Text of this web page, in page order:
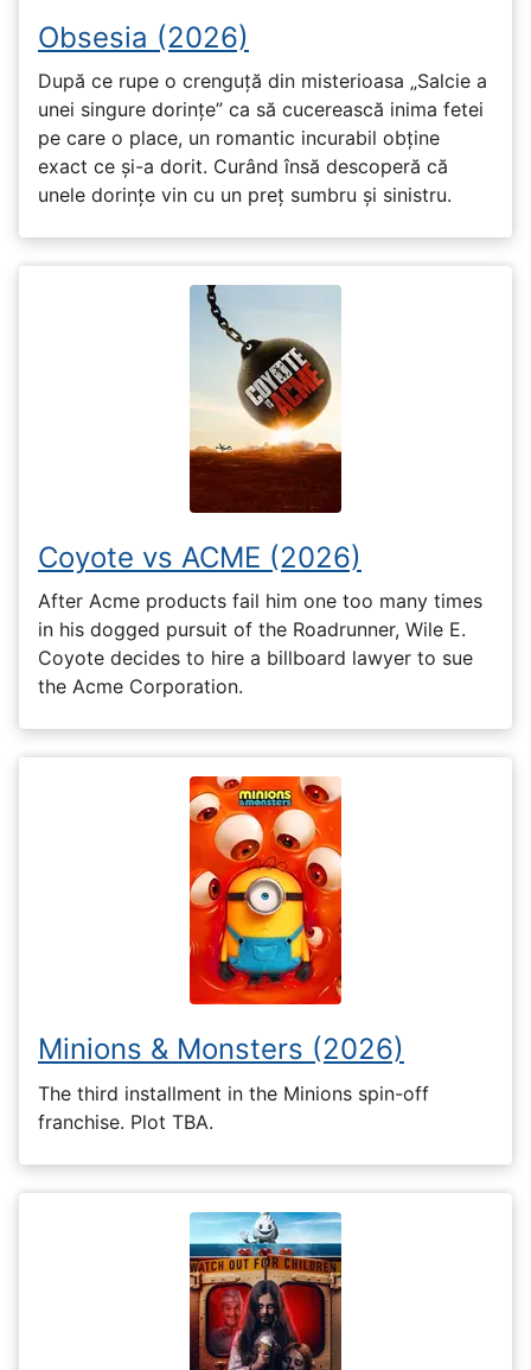
Obsesia (2026)
După ce rupe o crenguță din misterioasa „Salcie a
unei singure dorințe” ca să cucerească inima fetei
pe care o place, un romantic incurabil obține
exact ce și-a dorit. Curând însă descoperă că
unele dorințe vin cu un preț sumbru și sinistru.
Coyote vs ACME (2026)
After Acme products fail him one too many times
in his dogged pursuit of the Roadrunner, Wile E.
Coyote decides to hire a billboard lawyer to sue
the Acme Corporation.
Minions & Monsters (2026)
The third installment in the Minions spin-off
franchise. Plot TBA.